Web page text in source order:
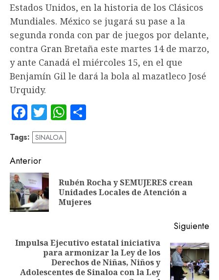
Estados Unidos, en la historia de los Clásicos
Mundiales. México se jugará su pase a la
segunda ronda con par de juegos por delante,
contra Gran Bretaña este martes 14 de marzo,
y ante Canadá el miércoles 15, en el que
Benjamín Gil le dará la bola al mazatleco José
Urquidy.
Facebook
TwitterWhatsApp
Tags: SINALOA
Navegación
de
entradas
Anterior
Rubén Rocha y SEMUJERES crean
Unidades Locales de Atención a
Mujeres
Siguiente
Siguiente
entrada:
Impulsa Ejecutivo estatal iniciativa
para armonizar la Ley de los
Derechos de Niñas, Niños y
Adolescentes de Sinaloa con la Ley